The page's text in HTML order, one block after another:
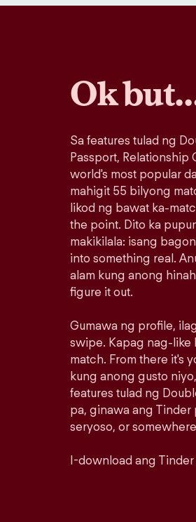
Ok
Sa features tulad ng
Passport, Relationship
world's most popular
mahigit 55 bilyong
likod ng bawat ka-
the point. Dito ka
makikilala: isang
into something real.
alam kung anong
figure it out.
Gumawa ng profile,
swipe. Kapag nag-like
match. From there it's
kung anong gusto
features tulad ng
pa, ginawa ang Tinder
seryoso, or
I-download ang